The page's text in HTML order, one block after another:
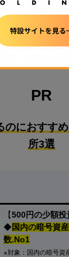
PR
におすす
所3選
【500円の少額投
◆国内の暗号資
数.No1
※対象：国内の暗号資